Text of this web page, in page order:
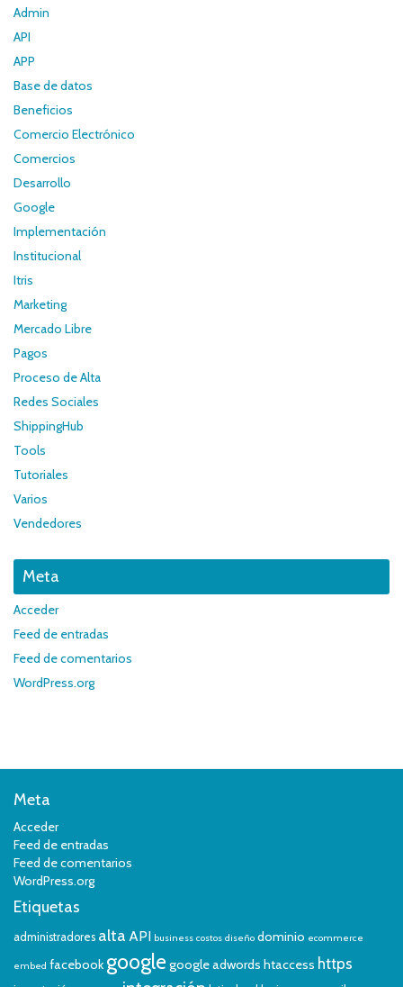
Admin
API
APP
Base de datos
Beneficios
Comercio Electrónico
Comercios
Desarrollo
Google
Implementación
Institucional
Itris
Marketing
Mercado Libre
Pagos
Proceso de Alta
Redes Sociales
ShippingHub
Tools
Tutoriales
Varios
Vendedores
Meta
Acceder
Feed de entradas
Feed de comentarios
WordPress.org
Meta
Acceder
Feed de entradas
Feed de comentarios
WordPress.org
Etiquetas
administradores alta API business costos diseño dominio ecommerce
embed facebook google google adwords htaccess https